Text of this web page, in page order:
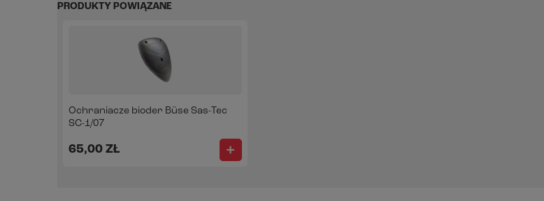
PRODUKTY POWIĄZANE
Ochraniacze bioder Büse Sas-Tec
SC-1/07
65,00 ZŁ